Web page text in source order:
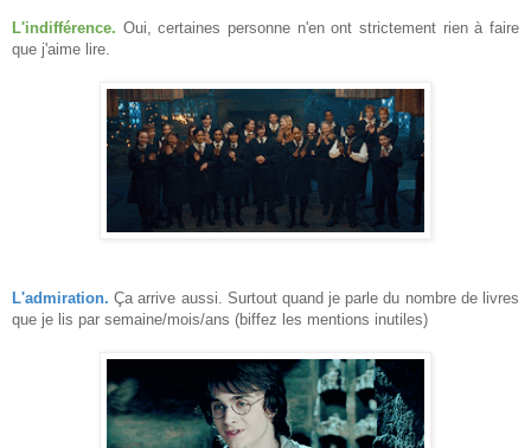
L'indifférence. Oui, certaines personne n'en ont strictement rien à faire
que j'aime lire.
L'admiration. Ça arrive aussi. Surtout quand je parle du nombre de livres
que je lis par semaine/mois/ans (biffez les mentions inutiles)